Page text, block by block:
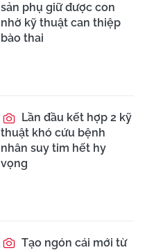
sản phụ giữ được con
nhờ kỹ thuật can thiệp
bào thai
Lần đầu kết hợp 2 kỹ
thuật khó cứu bệnh
nhân suy tim hết hy
vọng
Tạo ngón cái mới từ